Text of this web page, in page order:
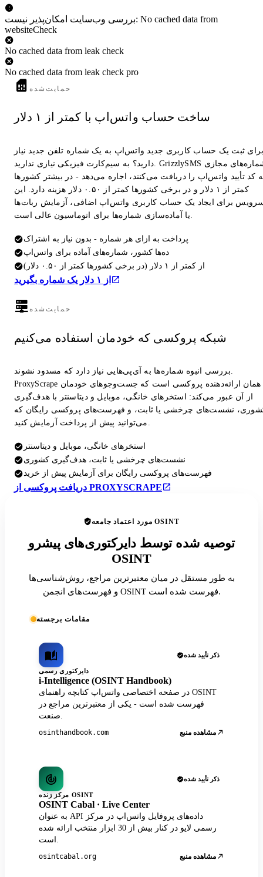
بررسی وب‌سایت امکان‌پذیر نیست: No cached data from
websiteCheck
No cached data from leak check
No cached data from leak check pro
حمایت‌شده
ساخت حساب واتس‌اپ با کمتر از ۱ دلار
ثبت یک حساب کاربری جدید واتس‌اپ به یک شماره تلفن جدید نیاز
دارید؟ به سیم‌کارت فیزیکی نیازی ندارید. GrizzlySMS شماره‌های مجازی
کد تأیید واتس‌اپ را دریافت می‌کنند، اجاره می‌دهد - در بیشتر کشورها
کمتر از ۱ دلار و در برخی کشورها کمتر از ۰.۵۰ دلار هزینه دارد. این
برای ایجاد یک حساب کاربری واتس‌اپ اضافی، آزمایش ربات‌ها
یا آماده‌سازی شماره‌ها برای اتوماسیون عالی است.
پرداخت به ازای هر شماره - بدون نیاز به اشتراک
ده‌ها کشور، شماره‌های آماده برای واتس‌اپ
از کمتر از ۱ دلار (در برخی کشورها کمتر از ۰.۵۰ دلار)
از ۱ دلار یک شماره بگیرید
حمایت‌شده
شبکه پروکسی که خودمان استفاده می‌کنیم
بررسی انبوه شماره‌ها به آی‌پی‌هایی نیاز دارد که مسدود نشوند.
ProxyScrape همان ارائه‌دهنده پروکسی است که جست‌وجوهای خودمان
از آن عبور می‌کند: استخرهای خانگی، موبایل و دیتاسنتر با هدف‌گیری
نشست‌های چرخشی یا ثابت، و فهرست‌های پروکسی رایگان که
می‌توانید پیش از پرداخت آزمایش کنید.
استخرهای خانگی، موبایل و دیتاسنتر
نشست‌های چرخشی یا ثابت، هدف‌گیری کشوری
فهرست‌های پروکسی رایگان برای آزمایش پیش از خرید
دریافت پروکسی از PROXYSCRAPE
مورد اعتماد جامعه OSINT
توصیه شده توسط دایرکتوری‌های پیشرو
OSINT
به طور مستقل در میان معتبرترین مراجع، روش‌شناسی‌ها
و فهرست‌های انجمن OSINT فهرست شده است.
مقامات برجسته
ذکر تأیید شده
دایرکتوری رسمی
i-Intelligence (OSINT Handbook)
در صفحه اختصاصی واتس‌اپ کتابچه راهنمای OSINT
فهرست شده است - یکی از معتبرترین مراجع در
صنعت.
osinthandbook.com مشاهده منبع
ذکر تأیید شده
مرکز زنده OSINT
OSINT Cabal · Live Center
به عنوان API داده‌های پروفایل واتس‌اپ در مرکز
رسمی لایو در کنار بیش از 30 ابزار منتخب ارائه شده
است.
osintcabal.org مشاهده منبع